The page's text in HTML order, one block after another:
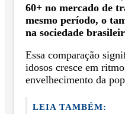
60+ no mercado de
mesmo período, o
na sociedade
Essa comparação
idosos cresce em
envelhecimento da
LEIA TAMBÉM: